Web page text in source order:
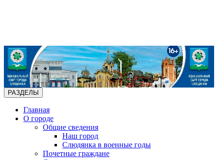
РАЗДЕЛЫ
Главная
О городе
Общие сведения
Наш город
Слюдянка в военные годы
Почетные граждане